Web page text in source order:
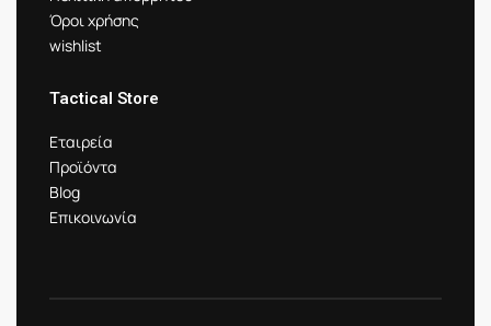
Όροι χρήσης
wishlist
Tactical Store
Εταιρεία
Προϊόντα
Blog
Επικοινωνία